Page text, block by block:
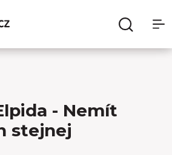
- Nemít
stejnej